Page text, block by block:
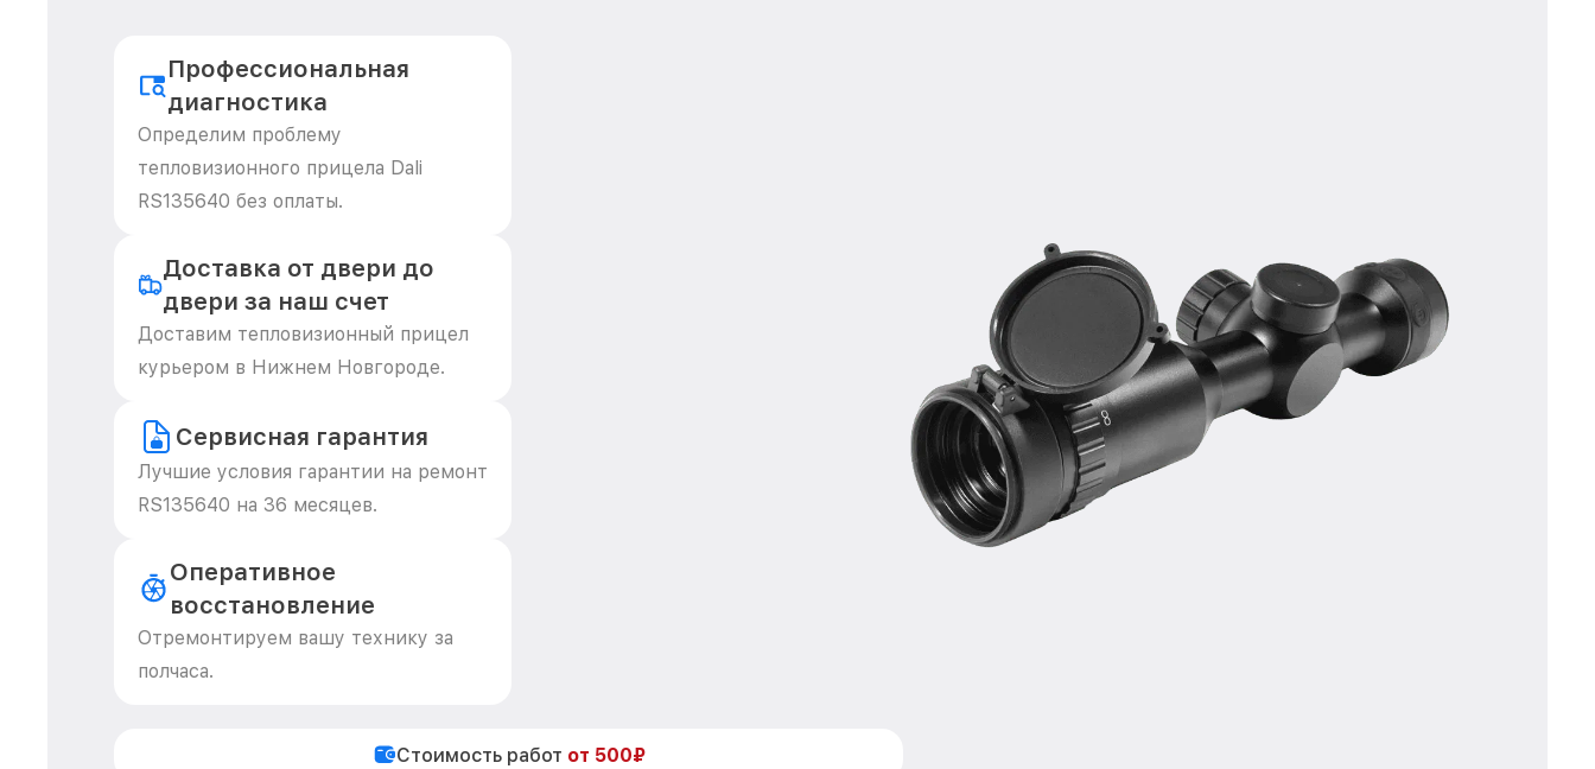
Профессиональная
диагностика
Определим проблему
тепловизионного прицела Dali
RS135640 без оплаты.
Доставка от двери до
двери за наш счет
Доставим тепловизионный прицел
курьером в Нижнем Новгороде.
Сервисная гарантия
Лучшие условия гарантии на ремонт
RS135640 на 36 месяцев.
Оперативное
восстановление
Отремонтируем вашу технику за
полчаса.
Стоимость работ от 500₽